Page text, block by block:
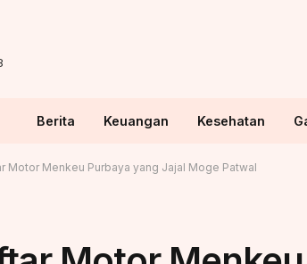
Berita Keuangan Kesehatan
Motor Menkeu Purbaya yang Jajal Moge Patwal